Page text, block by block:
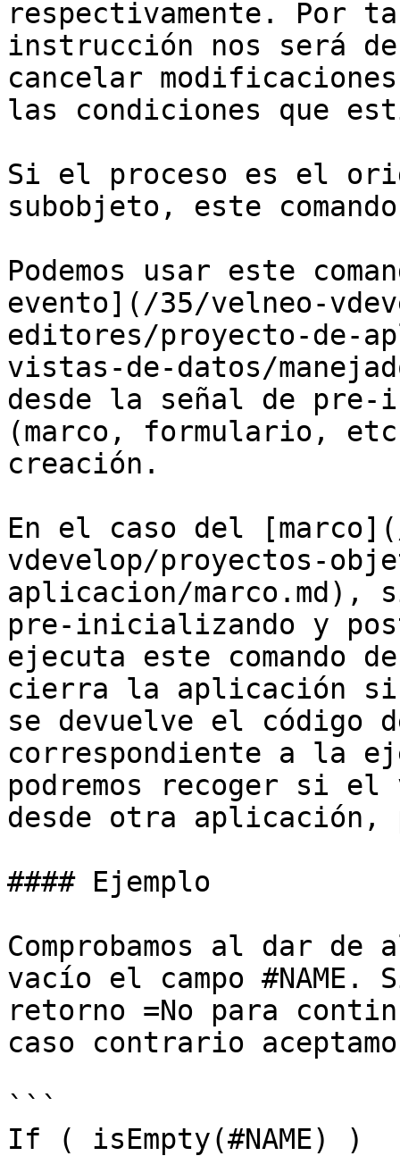
respectivamente. Por
instrucción nos será
cancelar
las condiciones que
Si el proceso es el
subobjeto, este
Podemos usar este
evento](/35/velneo-
editores/proyecto-de-
vistas-de-datos/
desde la señal de
(marco, formulario,
creación.
En el caso del
vdevelop/proyectos-
aplicacion/marco.md),
pre-inicializando y
ejecuta este comando
cierra la aplicación
se devuelve el código
correspondiente a la
podremos recoger si
desde otra aplicación,
#### Ejemplo
Comprobamos al dar
vacío el campo
retorno =No para
caso contrario
```
If ( isEmpty(#NAME) )